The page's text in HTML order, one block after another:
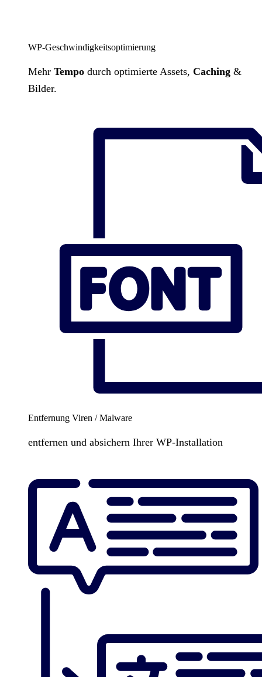
WP-Geschwindigkeitsoptimierung
Mehr Tempo durch optimierte Assets, Caching &
Bilder.
Entfernung Viren / Malware
entfernen und absichern Ihrer WP-Installation